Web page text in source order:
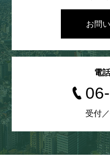
お問
電
受付